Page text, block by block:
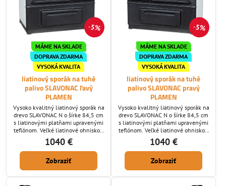
5%
MÁME NA SKLADE
DOPRAVA ZDARMA
VYSOKÁ KVALITA
liatinový sporák na tuhé
palivo SLAVONAC ľavý
PLAMEN
Vysoko kvalitný liatinový sporák na
drevo SLAVONAC N o šírke 84,5 cm
s liatinovými platňami upravenými
teflónom. Veľké liatinové ohnisko s
dvojitým spaľovaním, veľká
smaltovaná rúra na pečenie,
samočistiace sklo. Už máte DOSŤ
lacných sporákov na tuhé palivo
ktoré sú za 5 rokov rozpadnuté? Ak
áno ponúkame Vám kvalitný sporák
1040 €
Zobraziť
5%
MÁME NA SKLADE
DOPRAVA ZDARMA
VYSOKÁ KVALITA
liatinový sporák na tuhé
palivo SLAVONAC pravý
PLAMEN
Vysoko kvalitný liatinový sporák na
drevo SLAVONAC N o šírke 84,5 cm
s liatinovými platňami upravenými
teflónom. Veľké liatinové ohnisko s
dvojitým spaľovaním, veľká
smaltovaná rúra na pečenie,
samočistiace sklo. Už máte DOSŤ
lacných sporákov na tuhé palivo
ktoré sú za 5 rokov rozpadnuté? Ak
áno ponúkame Vám kvalitný sporák
1040 €
Zobraziť